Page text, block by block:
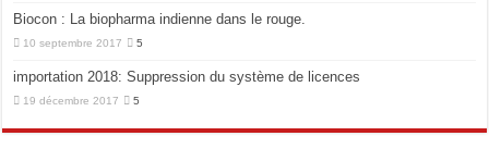
Biocon : La biopharma indienne dans le rouge.
10 septembre 2017 5
importation 2018: Suppression du système de licences
19 décembre 2017 5